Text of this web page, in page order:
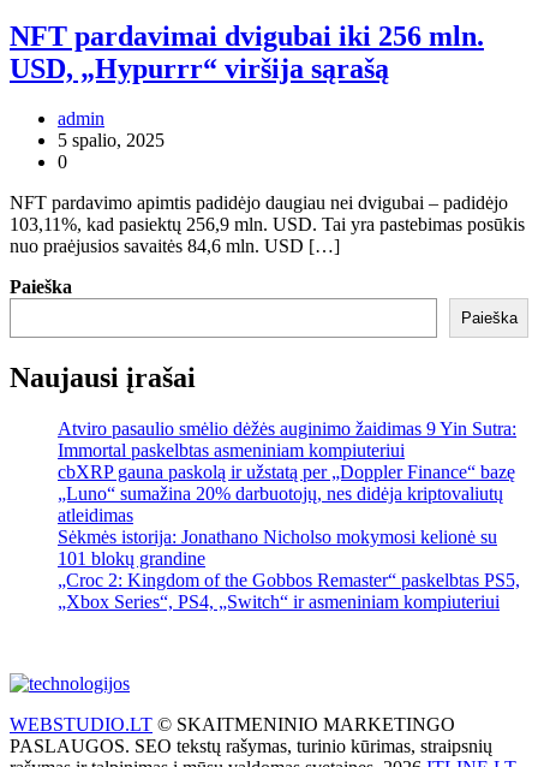
NFT pardavimai dvigubai iki 256 mln.
USD, „Hypurrr“ viršija sąrašą
admin
5 spalio, 2025
0
NFT pardavimo apimtis padidėjo daugiau nei dvigubai – padidėjo
103,11%, kad pasiektų 256,9 mln. USD. Tai yra pastebimas posūkis
nuo praėjusios savaitės 84,6 mln. USD […]
Paieška
Paieška
Naujausi įrašai
Atviro pasaulio smėlio dėžės auginimo žaidimas 9 Yin Sutra:
Immortal paskelbtas asmeniniam kompiuteriui
cbXRP gauna paskolą ir užstatą per „Doppler Finance“ bazę
„Luno“ sumažina 20% darbuotojų, nes didėja kriptovaliutų
atleidimas
Sėkmės istorija: Jonathano Nicholso mokymosi kelionė su
101 blokų grandine
„Croc 2: Kingdom of the Gobbos Remaster“ paskelbtas PS5,
„Xbox Series“, PS4, „Switch“ ir asmeniniam kompiuteriui
WEBSTUDIO.LT © SKAITMENINIO MARKETINGO
PASLAUGOS. SEO tekstų rašymas, turinio kūrimas, straipsnių